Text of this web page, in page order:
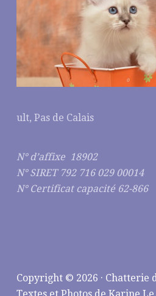
ult, Pas de Calais
N° d’affixe 18902
N° SIRET 792 716 029 00014
N° Certificat capacité 62-866
Copyright © 2026 · Chatterie